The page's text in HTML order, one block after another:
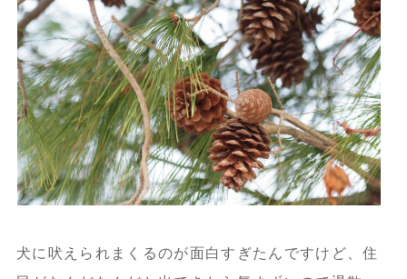
犬に吠えられまくるのが面白すぎたんですけど、住